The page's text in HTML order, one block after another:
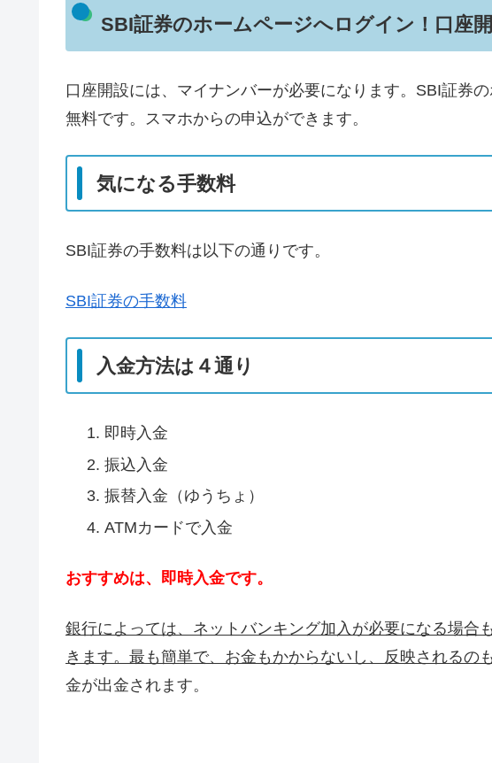
SBI証券のホームページへログイン！口座
口座開設には、マイナンバーが必要になります。SBI証券
無料です。スマホからの申込ができます。
気になる手数料
SBI証券の手数料は以下の通りです。
SBI証券の手数料
入金方法は４通り
即時入金
振込入金
振替入金（ゆうちょ）
ATMカードで入金
おすすめは、即時入金です。
銀行によっては、ネットバンキング加入が必要になる場
きます。 最も簡単で、お金もかからないし、反映されるの
金が出金されます。